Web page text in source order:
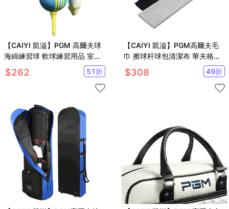
【CAIYI 凱溢】PGM 高爾夫球
海綿練習球 軟球練習用品 室內
高爾夫用球 室內海棉球10顆
$262 51折
【CAIYI 凱溢】PGM高爾夫毛
巾 擦球杆球包清潔布 華夫格吸
水速乾運動巾加大款 2入
$308 49折